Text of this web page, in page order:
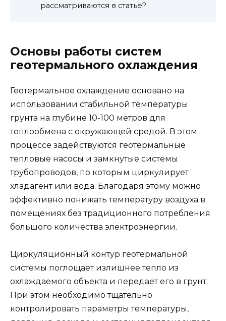
рассматриваются в статье?
Основы работы систем
геотермального охлаждения
Геотермальное охлаждение основано на
использовании стабильной температуры
грунта на глубине 10-100 метров для
теплообмена с окружающей средой. В этом
процессе задействуются геотермальные
тепловые насосы и замкнутые системы
трубопроводов, по которым циркулирует
хладагент или вода. Благодаря этому можно
эффективно понижать температуру воздуха в
помещениях без традиционного потребления
большого количества электроэнергии.
Циркуляционный контур геотермальной
системы поглощает излишнее тепло из
охлаждаемого объекта и передает его в грунт.
При этом необходимо тщательно
контролировать параметры температуры,